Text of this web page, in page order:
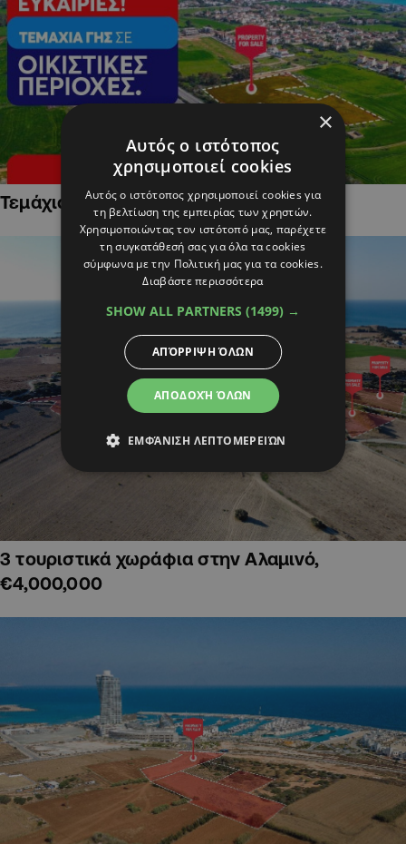
Τεμάχια Γης σε Οικιστικές Περιοχές
3 τουριστικά χωράφια στην Αλαμινό,
€4,000,000
×
Αυτός ο ιστότοπος
χρησιμοποιεί cookies
Αυτός ο ιστότοπος χρησιμοποιεί cookies για
τη βελτίωση της εμπειρίας των χρηστών.
Χρησιμοποιώντας τον ιστότοπό μας, παρέχετε
τη συγκατάθεσή σας για όλα τα cookies
σύμφωνα με την Πολιτική μας για τα cookies.
Διαβάστε περισσότερα
SHOW ALL PARTNERS (1499) →
ΑΠΟΔΟΧΉ ΌΛΩΝ
ΑΠΌΡΡΙΨΗ ΌΛΩΝ
ΕΜΦΆΝΙΣΗ ΛΕΠΤΟΜΕΡΕΙΏΝ